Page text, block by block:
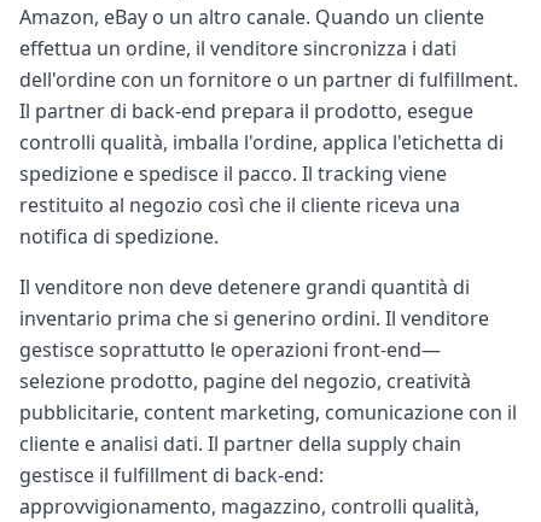
Amazon, eBay o un altro canale. Quando un cliente
effettua un ordine, il venditore sincronizza i dati
dell'ordine con un fornitore o un partner di fulfillment.
Il partner di back-end prepara il prodotto, esegue
controlli qualità, imballa l'ordine, applica l'etichetta di
spedizione e spedisce il pacco. Il tracking viene
restituito al negozio così che il cliente riceva una
notifica di spedizione.
Il venditore non deve detenere grandi quantità di
inventario prima che si generino ordini. Il venditore
gestisce soprattutto le operazioni front-end—
selezione prodotto, pagine del negozio, creatività
pubblicitarie, content marketing, comunicazione con il
cliente e analisi dati. Il partner della supply chain
gestisce il fulfillment di back-end:
approvvigionamento, magazzino, controlli qualità,